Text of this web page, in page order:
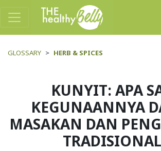
GLOSSARY HERB & SPICES
KUNYIT: APA
KEGUNAANNYA
MASAKAN DAN